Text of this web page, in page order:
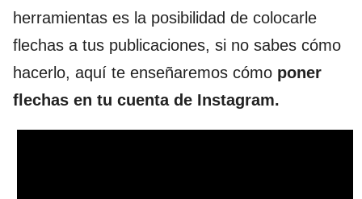
herramientas es la posibilidad de colocarle
flechas a tus publicaciones, si no sabes cómo
hacerlo, aquí te enseñaremos cómo poner
flechas en tu cuenta de Instagram.